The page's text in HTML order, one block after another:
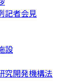
記者会見
設
究開発機構法